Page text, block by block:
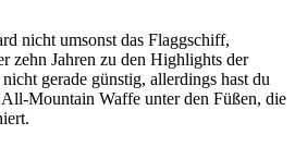
nicht umsonst das Flaggschiff,
zehn Jahren zu den Highlights der
gerade günstig, allerdings hast du
All-Mountain Waffe unter den Füßen, die